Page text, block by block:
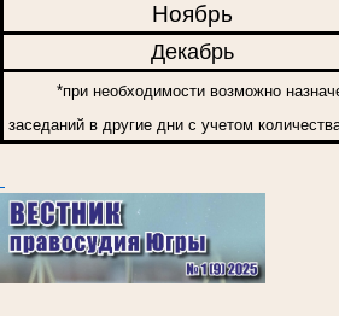
Ноябрь
Декабрь
*при необходимости возможно
заседаний в другие дни с учетом